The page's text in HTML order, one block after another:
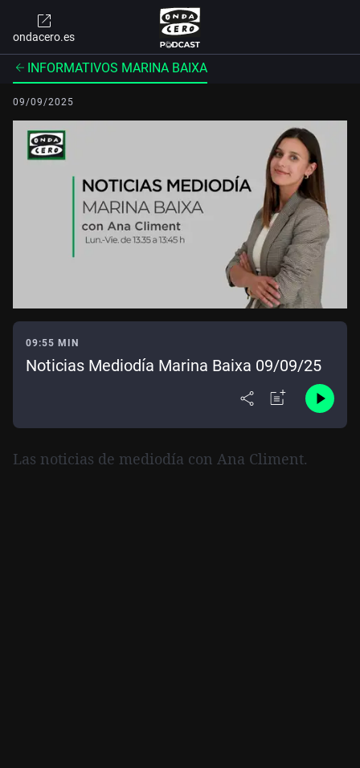
ondacero.es
INFORMATIVOS MARINA BAIXA
09/09/2025
09:55 MIN
Noticias Mediodía Marina Baixa 09/09/25
Las noticias de mediodía con Ana Climent.